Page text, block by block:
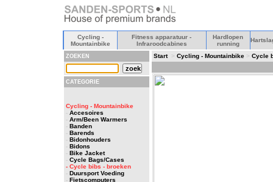
Cycling -
Mountainbike
Fitness apparatuur -
Infraroodcabines
Hardlopen
running
ZOEKEN
CATEGORIE
Cycling - Mountainbike
- Accesoires
- Arm/Been Warmers
- Banden
- Barends
- Bidonhouders
- Bidons
- Bike Jacket
- Cycle Bags/Cases
- Cycle bibs - broeken
- Duursport Voeding
- Fietscomputers
Start> Cycling - Mountainbike > Cycle